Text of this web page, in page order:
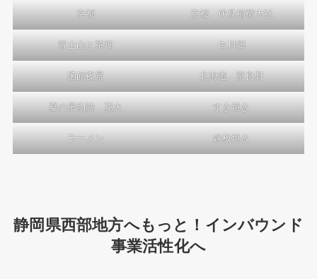
京都 京都 伏見稲荷大社
富士山と茶畑 白川郷
函館夜景 北海道 富良野
夏の風物詩 花火 すき焼き
ラーメン 鉄板焼き
静岡県西部地方へもっと！インバウンド
事業活性化へ